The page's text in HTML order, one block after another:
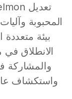
بيئة متعددة
الانطلاق في
والمشاركة